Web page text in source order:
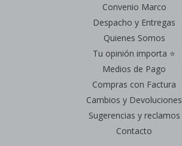
Convenio Marco
Despacho y Entregas
Quienes Somos
Tu opinión importa ⭐
Medios de Pago
Compras con Factura
Cambios y Devoluciones
Sugerencias y reclamos
Contacto